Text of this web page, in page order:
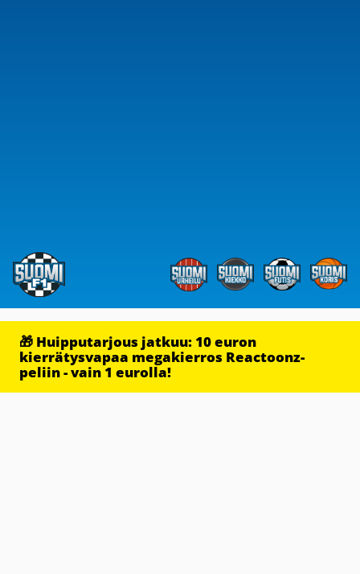
🎁 Huipputarjous jatkuu: 10 euron
kierrätysvapaa megakierros Reactoonz-
peliin - vain 1 eurolla!